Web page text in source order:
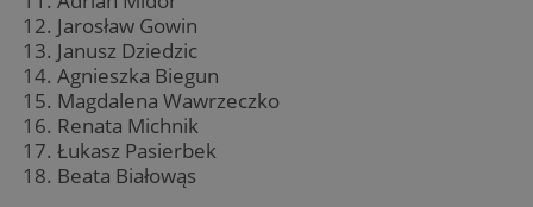
Jarosław Gowin
Janusz Dziedzic
Agnieszka Biegun
Magdalena Wawrzeczko
Renata Michnik
Łukasz Pasierbek
Beata Białowąs